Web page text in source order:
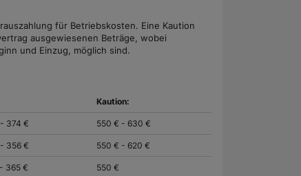
für Betriebskosten. Eine Kaution
ausgewiesenen Beträge, wobei
und Einzug, möglich sind.
Kaution:
374 € 550 € - 630 €
356 € 550 € - 620 €
365 € 550 €